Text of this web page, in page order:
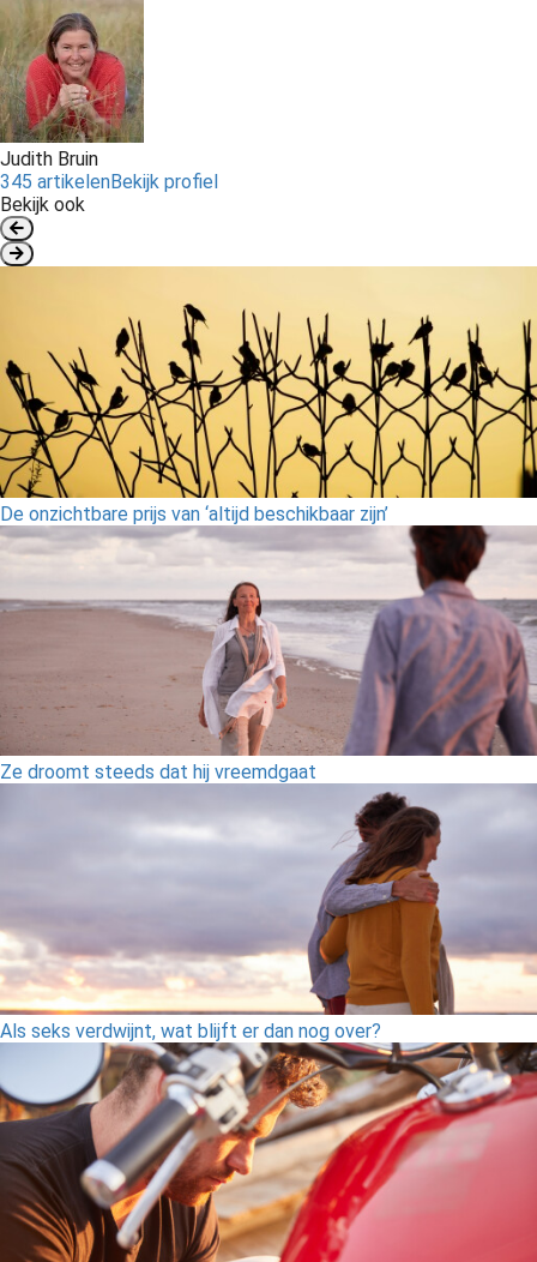
Judith Bruin
345 artikelenBekijk profiel
Bekijk ook
De onzichtbare prijs van ‘altijd beschikbaar zijn’
Ze droomt steeds dat hij vreemdgaat
Als seks verdwijnt, wat blijft er dan nog over?